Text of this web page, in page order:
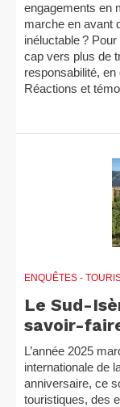
engagements en
marche en avant
inéluctable ?
cap vers plus de
responsabilité,
Réactions et
ENQUÊTES -
Le Sud-
savoir-
L’année 2025
internationale de
anniversaire, ce
touristiques, des